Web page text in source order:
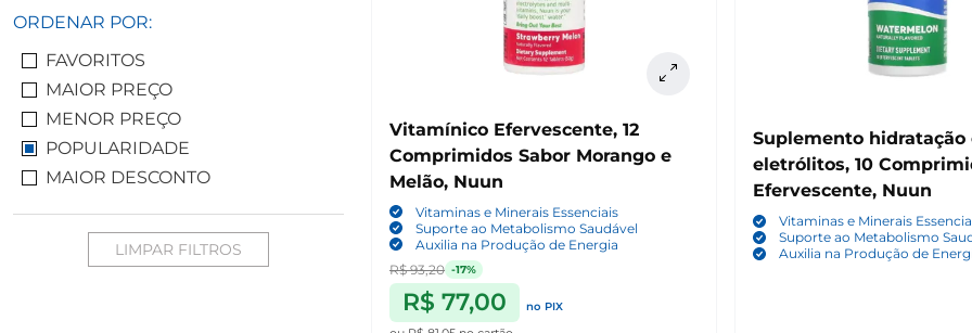
ORDENAR POR:
FAVORITOS
MAIOR PREÇO
MENOR PREÇO
POPULARIDADE
MAIOR DESCONTO
LIMPAR FILTROS
Vitamínico Efervescente, 12
Comprimidos Sabor Morango e
Melão, Nuun
Vitaminas e Minerais Essenciais
Suporte ao Metabolismo Saudável
Auxilia na Produção de Energia
R$ 93,20 -17%
R$ 77,00
no PIX
Suplemento hidratação
eletrólitos, 10
Efervescente, Nuun
Vitaminas e Minerais
Suporte ao Metabolismo
Auxilia na Produção de